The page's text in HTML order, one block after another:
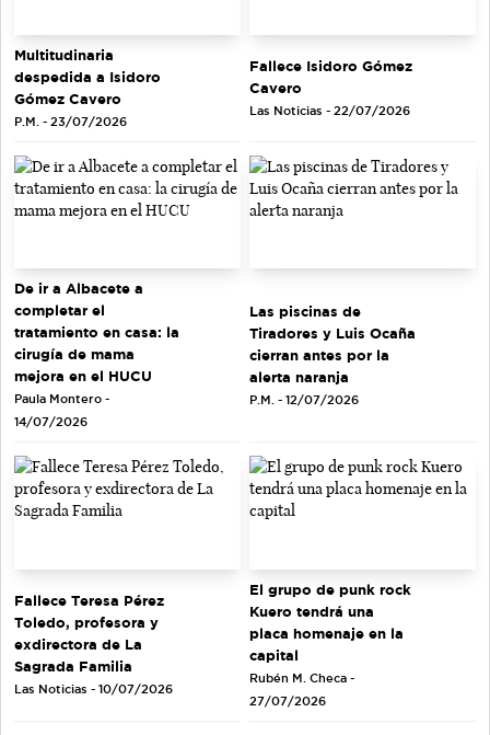
Multitudinaria
despedida a Isidoro
Gómez Cavero
P.M. - 23/07/2026
Fallece Isidoro Gómez
Cavero
Las Noticias - 22/07/2026
De ir a Albacete a
completar el
tratamiento en casa: la
cirugía de mama
mejora en el HUCU
Paula Montero -
14/07/2026
Las piscinas de
Tiradores y Luis Ocaña
cierran antes por la
alerta naranja
P.M. - 12/07/2026
Fallece Teresa Pérez
Toledo, profesora y
exdirectora de La
Sagrada Familia
Las Noticias - 10/07/2026
El grupo de punk rock
Kuero tendrá una
placa homenaje en la
capital
Rubén M. Checa -
27/07/2026